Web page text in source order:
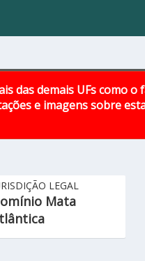
das demais UFs como
e imagens sobre
LEGAL
Mata